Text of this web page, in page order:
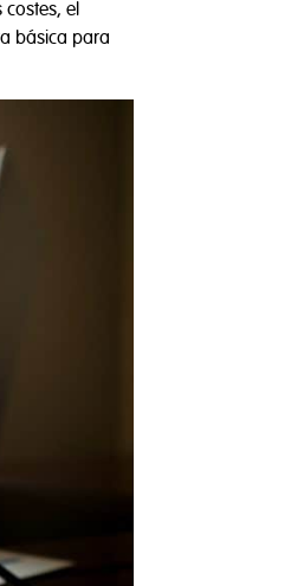
costes, el
básica para